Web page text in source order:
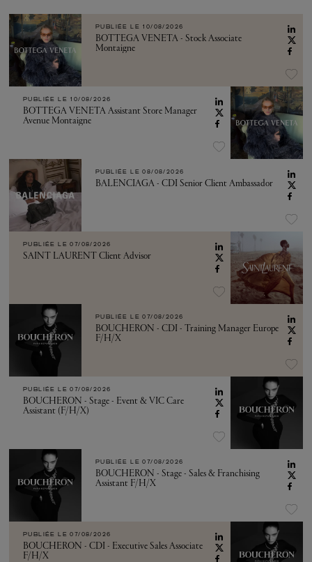
PUBLIÉE LE 10/08/2026
BOTTEGA VENETA - Stock Associate
Montaigne
PUBLIÉE LE 10/08/2026
BOTTEGA VENETA Assistant Store Manager
Avenue Montaigne
PUBLIÉE LE 08/08/2026
BALENCIAGA - CDI Senior Client Ambassador
PUBLIÉE LE 07/08/2026
SAINT LAURENT Client Advisor
PUBLIÉE LE 07/08/2026
BOUCHERON - CDI - Training Manager Europe
F/H/X
PUBLIÉE LE 07/08/2026
BOUCHERON - Stage - Event & VIC Care
Assistant (F/H/X)
PUBLIÉE LE 07/08/2026
BOUCHERON - Stage - Sales & Franchising
Assistant F/H/X
PUBLIÉE LE 07/08/2026
BOUCHERON - CDI - Executive Sales Associate
F/H/X